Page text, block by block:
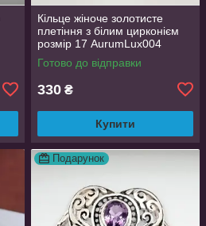
Кільце жіноче золотисте
плетіння з білим цирконієм
розмір 17 AurumLux004
Готово до відправки
330 ₴
Купити
Подарунок